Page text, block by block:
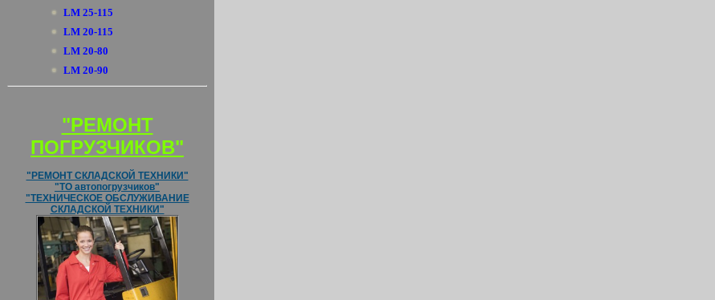
LM 25-115
LM 20-115
LM 20-80
LM 20-90
"РЕМОНТ
ПОГРУЗЧИКОВ"
"РЕМОНТ СКЛАДСКОЙ ТЕХНИКИ"
"ТО автопогрузчиков"
"ТЕХНИЧЕСКОЕ ОБСЛУЖИВАНИЕ
СКЛАДСКОЙ ТЕХНИКИ"